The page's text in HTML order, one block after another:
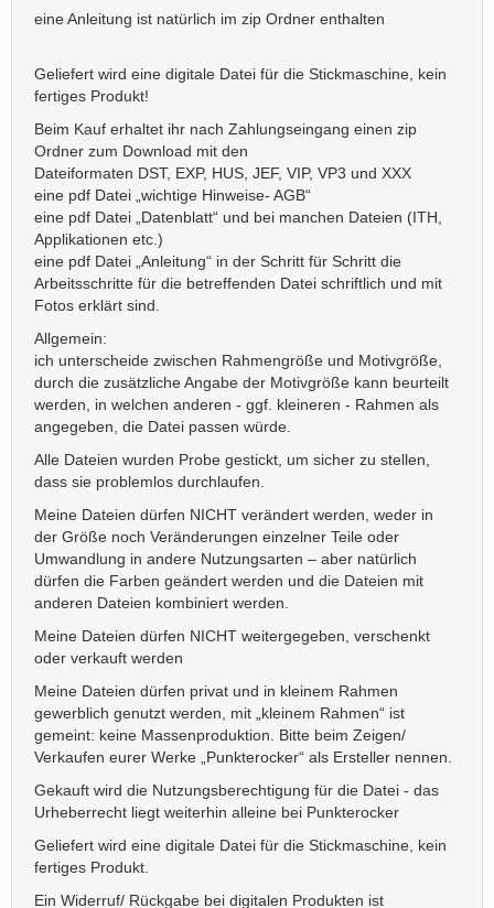
eine Anleitung ist natürlich im zip Ordner enthalten
Geliefert wird eine digitale Datei für die Stickmaschine, kein
fertiges Produkt!
Beim Kauf erhaltet ihr nach Zahlungseingang einen zip
Ordner zum Download mit den
Dateiformaten DST, EXP, HUS, JEF, VIP, VP3 und XXX
eine pdf Datei „wichtige Hinweise- AGB“
eine pdf Datei „Datenblatt“ und bei manchen Dateien (ITH,
Applikationen etc.)
eine pdf Datei „Anleitung“ in der Schritt für Schritt die
Arbeitsschritte für die betreffenden Datei schriftlich und mit
Fotos erklärt sind.
Allgemein:
ich unterscheide zwischen Rahmengröße und Motivgröße,
durch die zusätzliche Angabe der Motivgröße kann beurteilt
werden, in welchen anderen - ggf. kleineren - Rahmen als
angegeben, die Datei passen würde.
Alle Dateien wurden Probe gestickt, um sicher zu stellen,
dass sie problemlos durchlaufen.
Meine Dateien dürfen NICHT verändert werden, weder in
der Größe noch Veränderungen einzelner Teile oder
Umwandlung in andere Nutzungsarten – aber natürlich
dürfen die Farben geändert werden und die Dateien mit
anderen Dateien kombiniert werden.
Meine Dateien dürfen NICHT weitergegeben, verschenkt
oder verkauft werden
Meine Dateien dürfen privat und in kleinem Rahmen
gewerblich genutzt werden, mit „kleinem Rahmen“ ist
gemeint: keine Massenproduktion. Bitte beim Zeigen/
Verkaufen eurer Werke „Punkterocker“ als Ersteller nennen.
Gekauft wird die Nutzungsberechtigung für die Datei - das
Urheberrecht liegt weiterhin alleine bei Punkterocker
Geliefert wird eine digitale Datei für die Stickmaschine, kein
fertiges Produkt.
Ein Widerruf/ Rückgabe bei digitalen Produkten ist